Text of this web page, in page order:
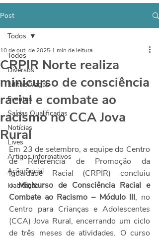
Post
Todos
Diversos
Editais/Vagas
Eventos
Saídas Qualificadas
Notícias
Lives
Artigos informativos
Ação Social
Habitação
Todos
CRPIR Norte realiza
minicurso de consciência
racial e combate ao
racismo no CCA Jova
Rural
10 de out. de 2025 1 min de leitura
Em 23 de setembro, a equipe do Centro
de Referência de Promoção da
Igualdade Racial (CRPIR) concluiu
o Minicurso de Consciência Racial e
Combate ao Racismo – Módulo III, no
Centro para Crianças e Adolescentes
(CCA) Jova Rural, encerrando um ciclo
de três meses de atividades. O curso